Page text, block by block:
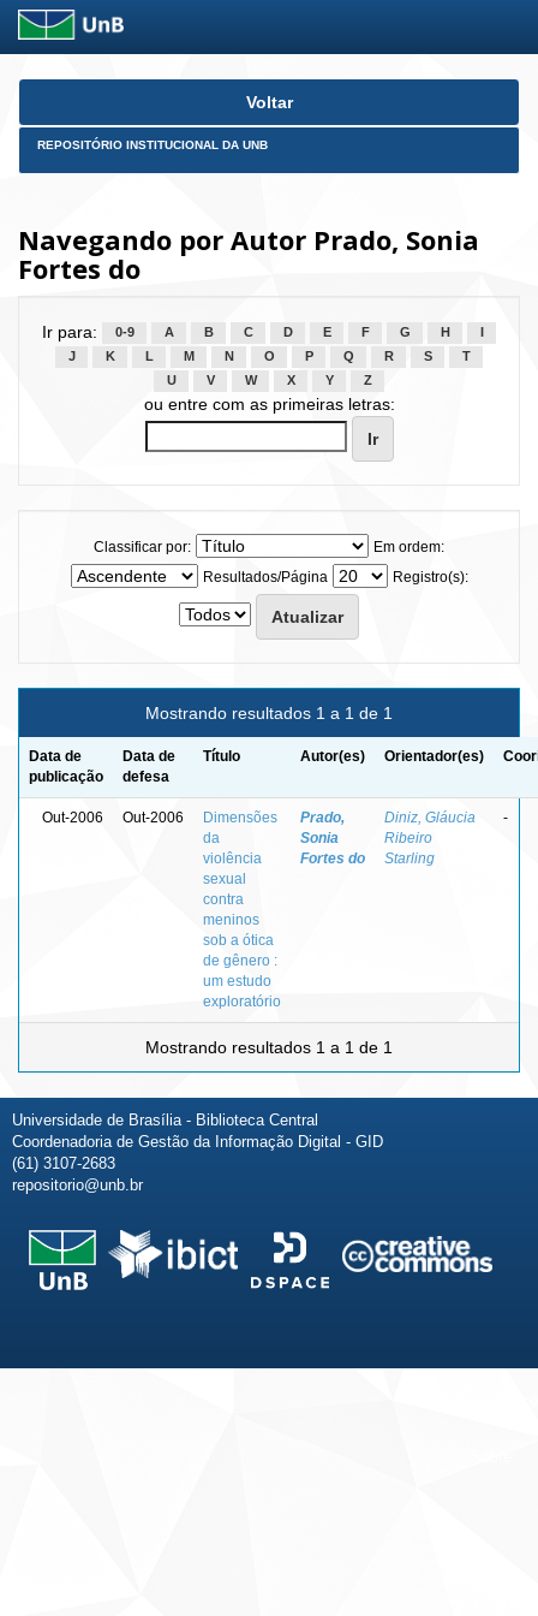
Skip
Voltar
REPOSITÓRIO INSTITUCIONAL DA UNB
Navegando por Autor Prado, Sonia
Fortes do
Ir para: 0-9 A B C D E F G H
J
K L M N O P Q R S
T
U
V W X Y Z
ou entre com as primeiras letras:
Classificar por:
Em ordem:
Resultados/Página
Registro(s):
Mostrando resultados 1 a 1 de 1
Data de
publicação
Data de
defesa
Título Autor(es) Orientador(es)
Out-2006 Out-2006
Dimensões
da
violência
sexual
contra
meninos
sob a ótica
de gênero :
um estudo
exploratório
Prado,
Sonia
Fortes do
Diniz, Gláucia
Ribeiro
Starling
-
Mostrando resultados 1 a 1 de 1
Universidade de Brasília - Biblioteca Central
Coordenadoria de Gestão da Informação Digital - GID
(61) 3107-2683
repositorio@unb.br